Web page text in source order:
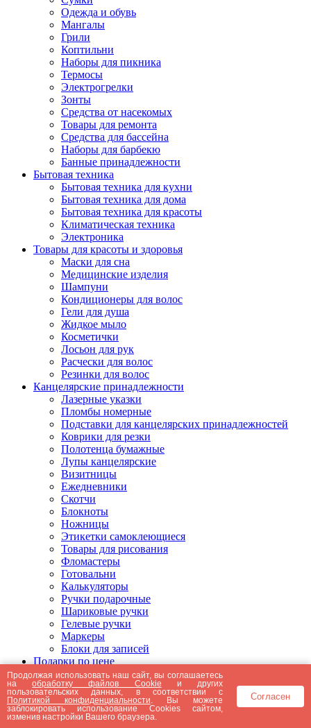
Одежда и обувь
Мангалы
Грили
Коптильни
Наборы для пикника
Термосы
Электрогрелки
Зонты
Средства от насекомых
Товары для ремонта
Средства для бассейна
Наборы для барбекю
Банные принадлежности
Бытовая техника
Бытовая техника для кухни
Бытовая техника для дома
Бытовая техника для красоты
Климатическая техника
Электроника
Товары для красоты и здоровья
Маски для сна
Медицинские изделия
Шампуни
Кондиционеры для волос
Гели для душа
Жидкое мыло
Косметички
Лосьон для рук
Расчески для волос
Резинки для волос
Канцелярские принадлежности
Лазерные указки
Пломбы номерные
Подставки для канцелярских принадлежностей
Коврики для резки
Полотенца бумажные
Лупы канцелярские
Визитницы
Ежедневники
Скотчи
Блокноты
Ножницы
Этикетки самоклеющиеся
Товары для рисования
Фломастеры
Готовальни
Калькуляторы
Ручки подарочные
Шариковые ручки
Гелевые ручки
Маркеры
Блоки для записей
Подарки по цене
Подарки от 5000 рублей
Подарки до 5000 рублей
Подарки до 3000 рублей
Подарки до 2000 рублей
Подарки до 1000 рублей
Продолжая использовать наш сайт, вы соглашаетесь
наобработку файлов Cookie и других
пользовательских данных, в соответствии с
Политикой конфиденциальности . Вы можете
заблокировать использование Cookies сайтом,
изменив настройки Вашего браузера.
Согласен